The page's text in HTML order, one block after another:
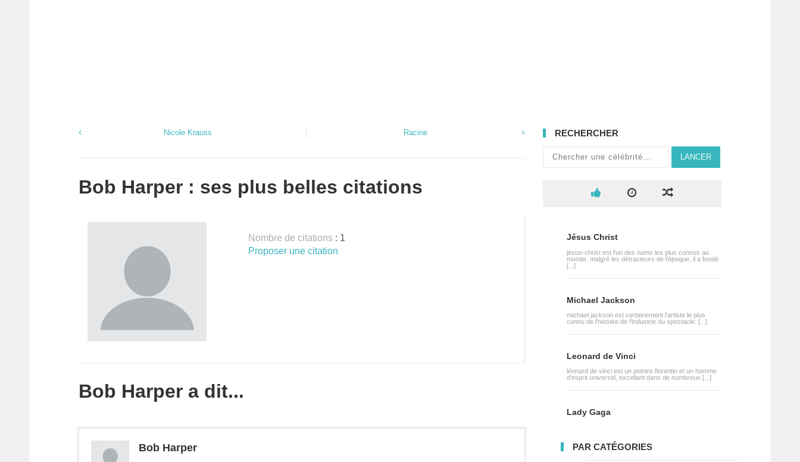
Nicole Krauss Racine
Bob Harper : ses plus belles citations
Nombre de citations : 1
Proposer une citation
Bob Harper a dit...
Bob Harper
RECHERCHER
LANCER
Jésus Christ
jésus-christ est l'un des noms les plus connus au
monde. malgré les détracteurs de l'époque, il a fondé
[...]
Michael Jackson
michael jackson est certainement l'artiste le plus
connu de l'histoire de l'industrie du spectacle. [...]
Leonard de Vinci
léonard de vinci est un peintre florentin et un homme
d'esprit universel, excellant dans de nombreux [...]
Lady Gaga
PAR CATÉGORIES